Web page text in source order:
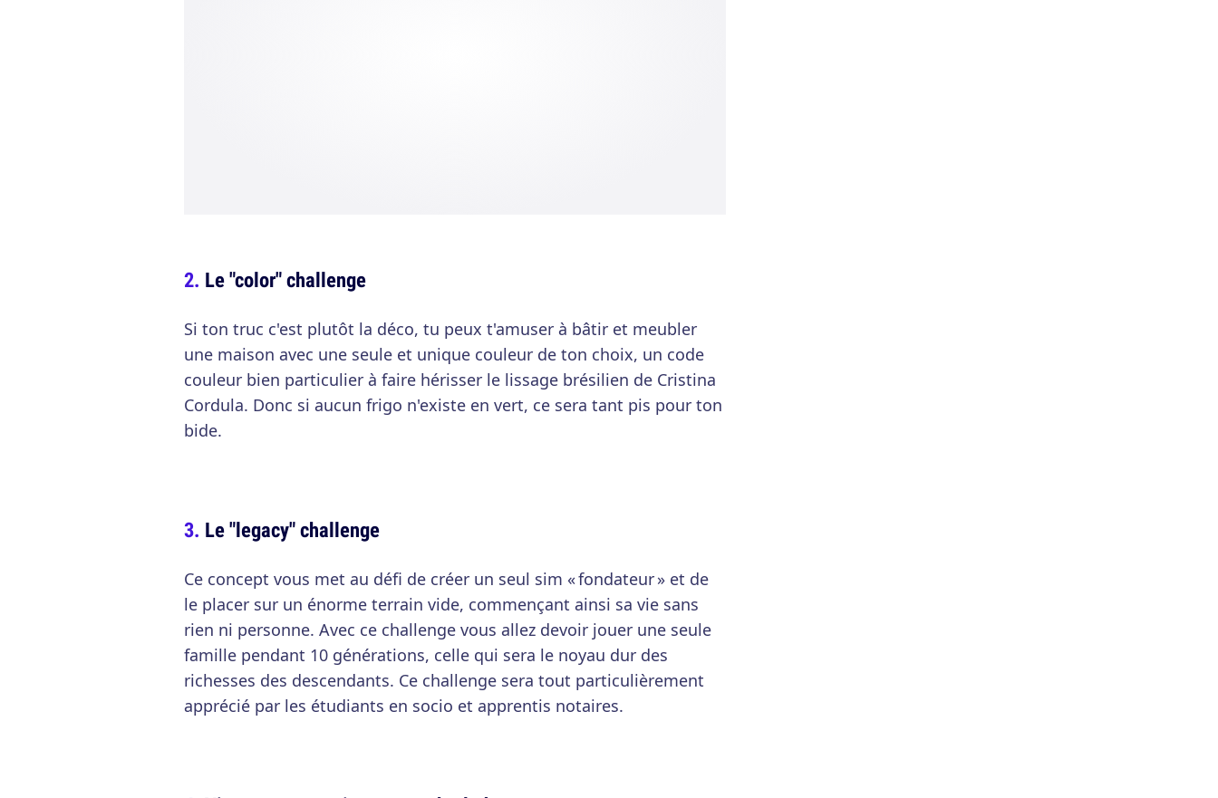
Le "color" challenge
Si ton truc c'est plutôt la déco, tu peux t'amuser à bâtir et meubler
une maison avec une seule et unique couleur de ton choix, un code
couleur bien particulier à faire hérisser le lissage brésilien de Cristina
Cordula. Donc si aucun frigo n'existe en vert, ce sera tant pis pour ton
bide.
Le "legacy" challenge
Ce concept vous met au défi de créer un seul sim « fondateur » et de
le placer sur un énorme terrain vide, commençant ainsi sa vie sans
rien ni personne. Avec ce challenge vous allez devoir jouer une seule
famille pendant 10 générations, celle qui sera le noyau dur des
richesses des descendants. Ce challenge sera tout particulièrement
apprécié par les étudiants en socio et apprentis notaires.